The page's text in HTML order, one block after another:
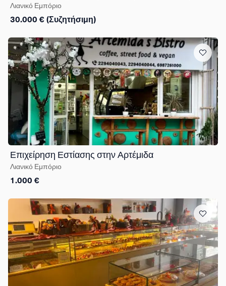
Λιανικό Εμπόριο
30.000 € (Συζητήσιμη)
Επιχείρηση Εστίασης στην Αρτέμιδα
Λιανικό Εμπόριο
1.000 €